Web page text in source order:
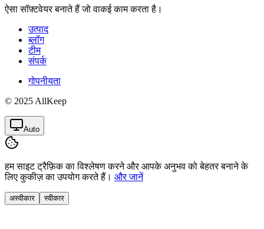
ऐसा सॉफ़्टवेयर बनाते हैं जो वाकई काम करता है।
उत्पाद
ब्लॉग
टीम
संपर्क
गोपनीयता
© 2025 AllKeep
Auto
हम साइट ट्रैफ़िक का विश्लेषण करने और आपके अनुभव को बेहतर बनाने के
लिए कुकीज़ का उपयोग करते हैं। और जानें
अस्वीकार स्वीकार